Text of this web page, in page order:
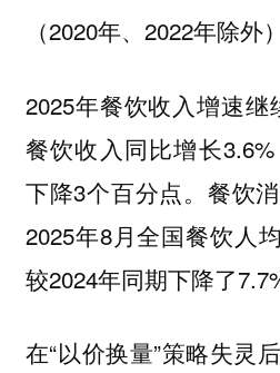
（2020年、2022年除外
2025年餐饮收入增速继
餐饮收入同比增长
下降3个百分点。餐饮
2025年8月全国餐饮人
较2024年同期下降了
在“以价换量”策略失灵